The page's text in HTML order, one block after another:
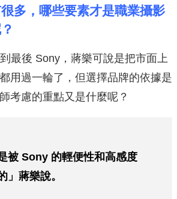
多，哪些要素才是職業攝影
最後 Sony，蔣樂可說是把市面上
用過一輪了，但選擇品牌的依據是
考慮的重點又是什麼呢？
被 Sony 的輕便性和高感度
」蔣樂說。